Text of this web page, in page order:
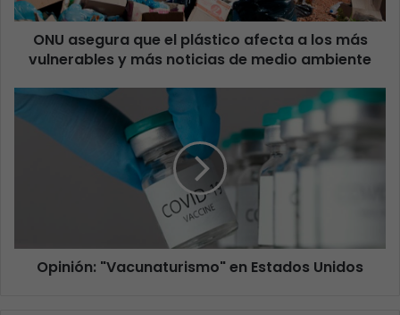
ONU asegura que el plástico afecta a los más
vulnerables y más noticias de medio ambiente
Opinión: "Vacunaturismo" en Estados Unidos